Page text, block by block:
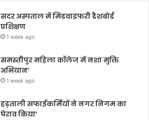
सदर अस्पताल में मिडवाइफरी डैशबोर्ड
प्रशिक्षण
1 week ago
समस्तीपुर महिला कॉलेज में नशा मुक्ति
अभियान’
1 week ago
हड़ताली सफाईकर्मियों ने नगर निगम का
घेराव किया’